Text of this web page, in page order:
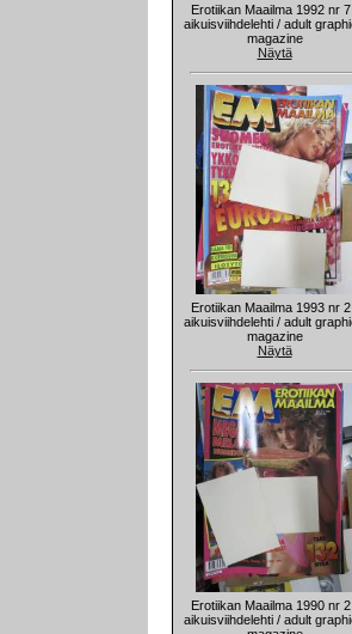
Erotiikan Maailma 1992 nr
aikuisviihdelehti / adult
magazine
Näytä
Erotiikan Maailma 1993 nr
aikuisviihdelehti / adult
magazine
Näytä
Erotiikan Maailma 1990 nr
aikuisviihdelehti / adult